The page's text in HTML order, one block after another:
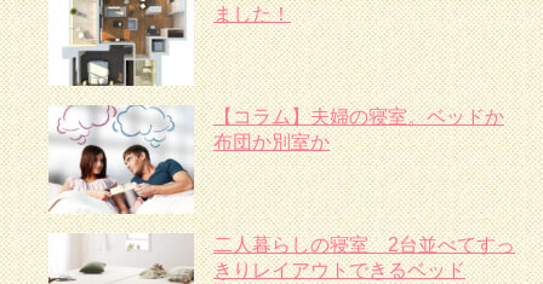
ました！
【コラム】夫婦の寝室。ベッドか
布団か別室か
二人暮らしの寝室 2台並べてすっ
きりレイアウトできるベッド